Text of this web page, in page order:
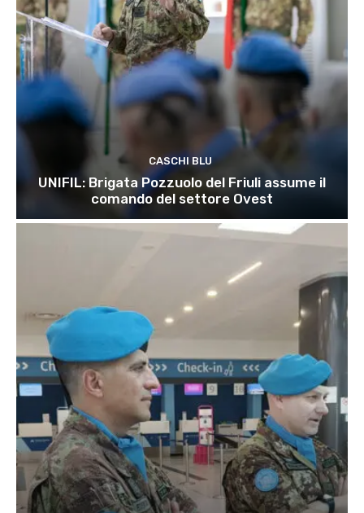
CASCHI BLU
UNIFIL: Brigata Pozzuolo del Friuli assume il
comando del settore Ovest